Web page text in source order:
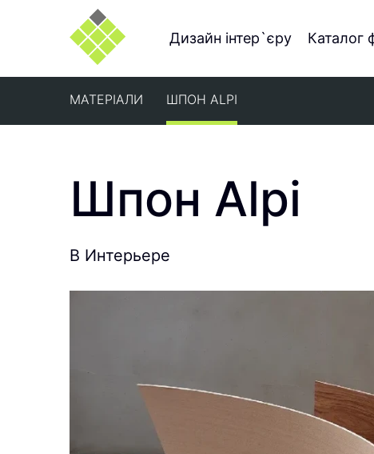
Дизайн інтер`єру Каталог
МАТЕРІАЛИ ШПОН ALPI
Шпон Alpi
В Интерьере